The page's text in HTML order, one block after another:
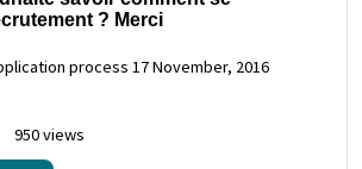
? Merci
process 17 November, 2016
950 views